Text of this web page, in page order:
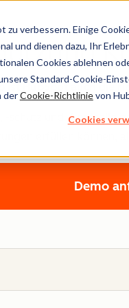
verbessern. Einige
und dienen dazu, Ihr
Cookies ablehnen
Standard-Cookie-
derCookie-Richtlinievon
Cookies
ist HubSpot auch die
-schutz und -kontrolle
erfüllen können,
Demo